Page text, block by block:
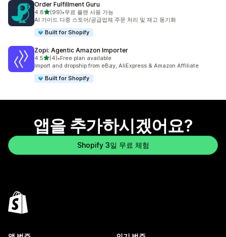
Order Fulfillment Guru
4.8별 5개 중
(99)
총 리뷰 99개
•무료 플랜 사용 가능
AI 가이드 다중 스토어/공급업체 주문 처리 및 재고 동기화
Built for Shopify
Zopi: Agentic Amazon Importer
4.5별 5개 중
(4)
총 리뷰 4개
•Free plan available
Import and dropship from eBay, AliExpress & Amazon Affiliate
Built for Shopify
앱을 추가하시겠어요?
Shopify 3일 무료 체험